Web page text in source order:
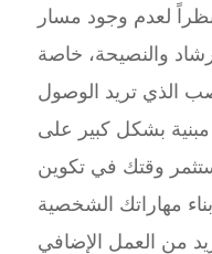
لعدم وجود مسار
والنصيحة، خاصة
الذي تريد الوصول
بشكل كبير على
وقتك في تكوين
مهاراتك الشخصية